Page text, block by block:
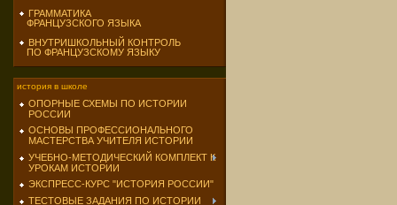
ГРАММАТИКА
ФРАНЦУЗСКОГО ЯЗЫКА
ВНУТРИШКОЛЬНЫЙ КОНТРОЛЬ
ПО ФРАНЦУЗСКОМУ ЯЗЫКУ
история в школе
ОПОРНЫЕ СХЕМЫ ПО ИСТОРИИ
РОССИИ
ОСНОВЫ ПРОФЕССИОНАЛЬНОГО
МАСТЕРСТВА УЧИТЕЛЯ ИСТОРИИ
УЧЕБНО-МЕТОДИЧЕСКИЙ КОМПЛЕКТ К
УРОКАМ ИСТОРИИ
ЭКСПРЕСС-КУРС "ИСТОРИЯ РОССИИ"
ТЕСТОВЫЕ ЗАДАНИЯ ПО ИСТОРИИ